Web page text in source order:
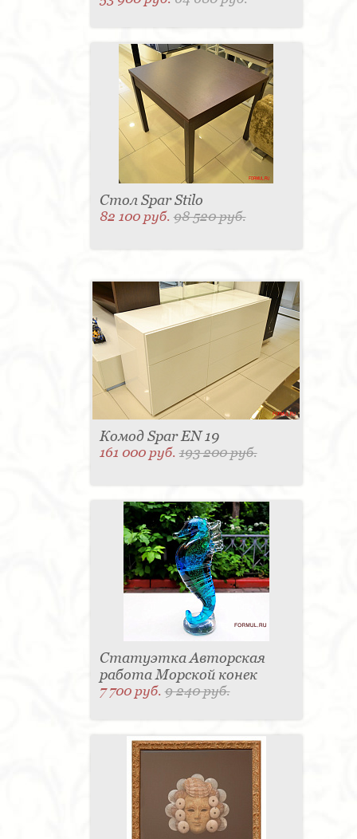
Стол Spar Stilo
82 100 руб.98 520 руб.
Комод Spar EN 19
161 000 руб.193 200 руб.
Статуэтка Авторская
работа Морской конек
7 700 руб.9 240 руб.